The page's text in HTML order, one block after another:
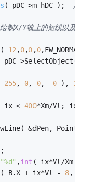
( pDC->m_hDC ) ; //GDI+
X/Y轴上的短线以及标
ttFnt;
12 ,0,0,0
pDC-
255, 0, 0, 0 ) , 1
ix < 400*Xm/Vl; ix ++ )
&dPen, PointF(
"%d" ,int ( ix*Vl/Xm ) );
B.X + ix*Vl -
8,